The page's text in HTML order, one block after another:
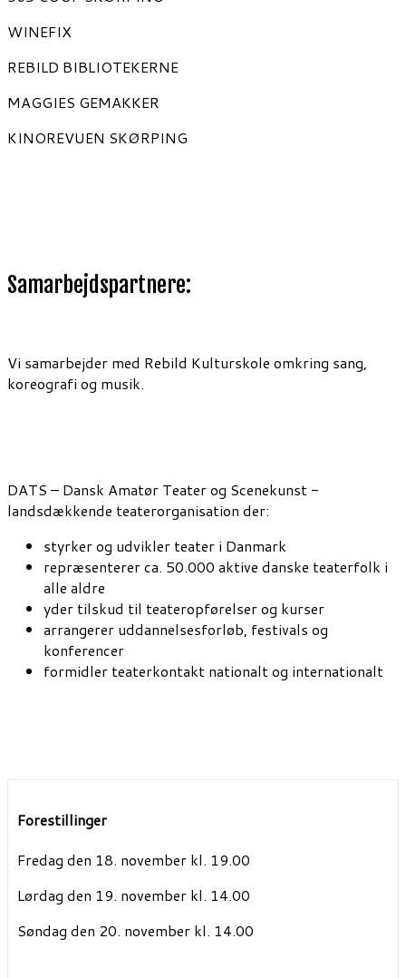
WINEFIX
REBILD BIBLIOTEKERNE
MAGGIES GEMAKKER
KINOREVUEN SKØRPING
Samarbejdspartnere:
Vi samarbejder med Rebild Kulturskole omkring sang,
koreografi og musik.
DATS – Dansk Amatør Teater og Scenekunst -
landsdækkende teaterorganisation der:
styrker og udvikler teater i Danmark
repræsenterer ca. 50.000 aktive danske teaterfolk i
alle aldre
yder tilskud til teateropførelser og kurser
arrangerer uddannelsesforløb, festivals og
konferencer
formidler teaterkontakt nationalt og internationalt
Forestillinger
Fredag den 18. november kl. 19.00
Lørdag den 19. november kl. 14.00
Søndag den 20. november kl. 14.00